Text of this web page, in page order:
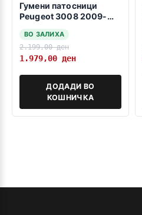
Гумени патосници
Peugeot 3008 2009-
ВО ЗАЛИХА
2.199,00ден
1.979,00 ден
ДОДАДИ ВО
КОШНИЧКА